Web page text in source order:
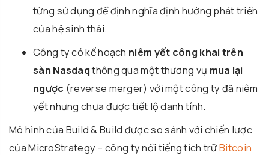
từng sử dụng để định nghĩa định hướng phát triển
của hệ sinh thái.
Công ty có kế hoạch niêm yết công khai trên
sàn Nasdaqthông qua một thương vụ mua lại
ngược (reverse merger) với một công ty đã niêm
yết nhưng chưa được tiết lộ danh tính.
Mô hình của Build & Build được so sánh với chiến lược
của MicroStrategy – công ty nổi tiếng tích trữBitcoin